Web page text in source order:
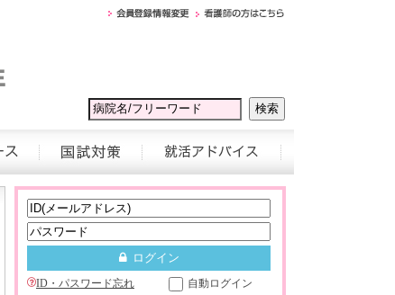
ID・パスワード忘れ 自動ログイン